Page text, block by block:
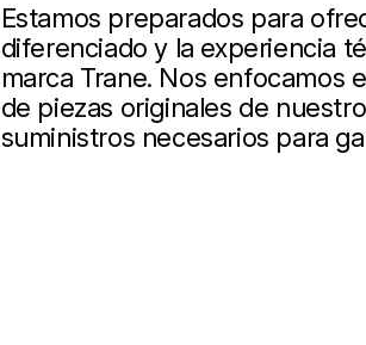
Estamos preparados para
diferenciado y la experiencia
marca Trane. Nos enfocamos
de piezas originales de
suministros necesarios para